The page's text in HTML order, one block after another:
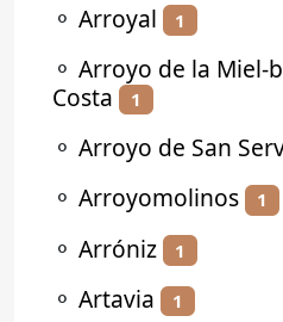
⚬ Arroyal 1
⚬ Arroyo de la Miel-
Costa
1
⚬ Arroyo de San
⚬ Arroyomolinos 1
⚬ Arróniz 1
⚬ Artavia 1